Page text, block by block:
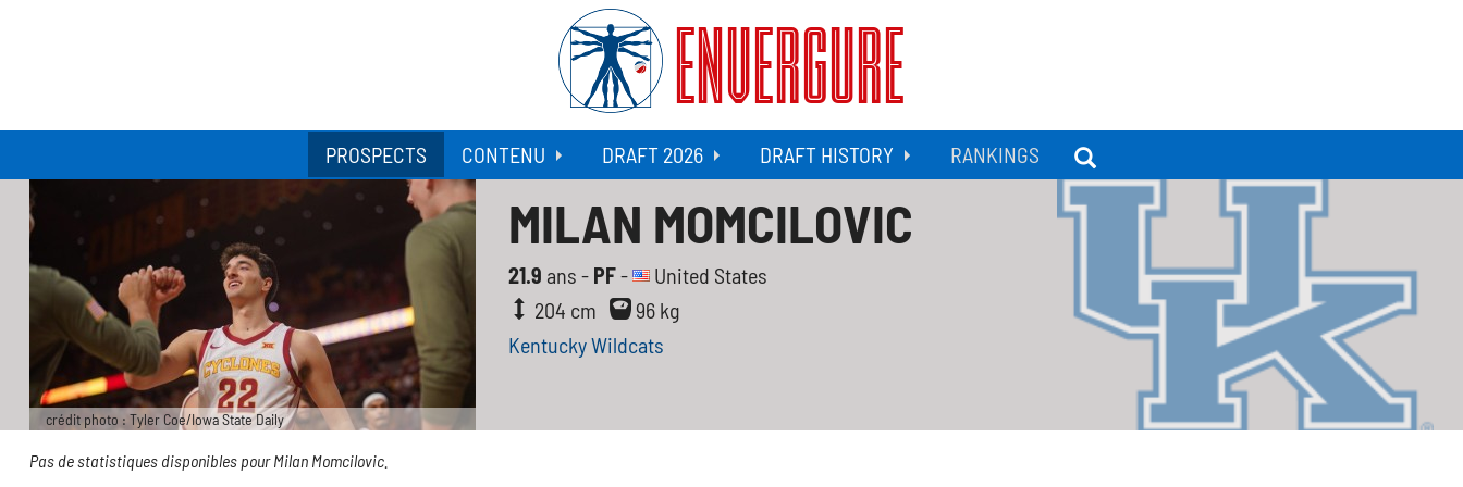
ENVERGURE
PROSPECTS CONTENU DRAFT 2026 DRAFT HISTORY RANKINGS
crédit photo : Tyler Coe/Iowa State Daily
MILAN MOMCILOVIC
21.9 ans - PF-
United States
204 cm
96 kg
Kentucky Wildcats
Pas de statistiques disponibles pour Milan Momcilovic.